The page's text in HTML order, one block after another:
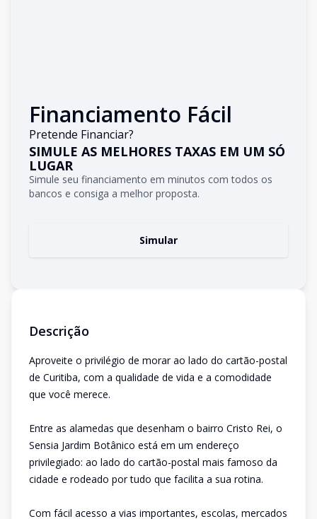
Financiamento Fácil
Pretende Financiar?
SIMULE AS MELHORES TAXAS EM UM SÓ
LUGAR
Simule seu financiamento em minutos com todos os
bancos e consiga a melhor proposta.
Simular
Descrição
Aproveite o privilégio de morar ao lado do cartão-postal
de Curitiba, com a qualidade de vida e a comodidade
que você merece.
Entre as alamedas que desenham o bairro Cristo Rei, o
Sensia Jardim Botânico está em um endereço
privilegiado: ao lado do cartão-postal mais famoso da
cidade e rodeado por tudo que facilita a sua rotina.
Com fácil acesso a vias importantes, escolas, mercados